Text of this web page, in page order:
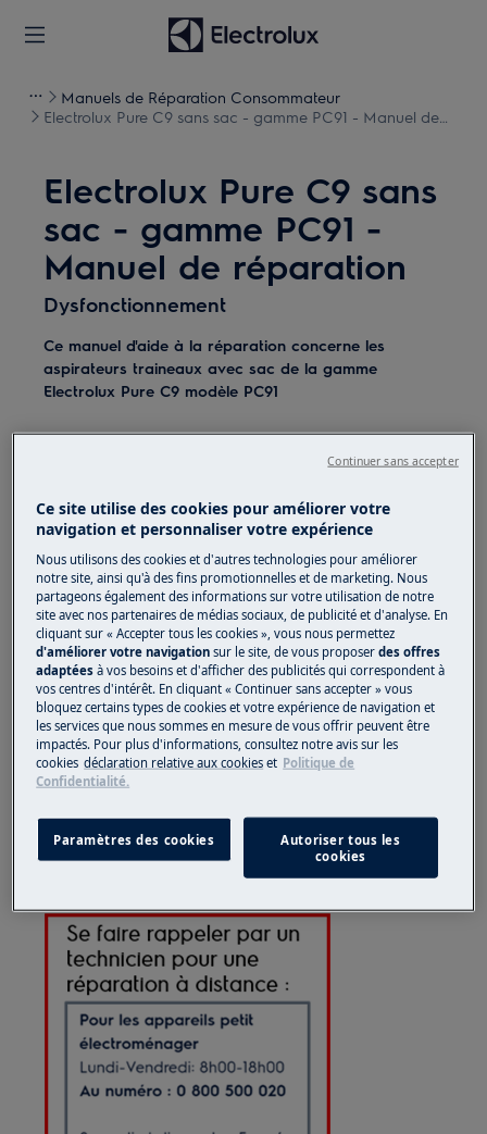
Manuels de Réparation Consommateur
Electrolux Pure C9 sans sac - gamme PC91 - Manuel de
Electrolux Pure C9 sans
sac - gamme PC91 -
Manuel de réparation
Dysfonctionnement
Ce manuel d'aide à la réparation concerne les
aspirateurs traineaux avec sac de la gamme
Electrolux Pure C9 modèle PC91
Solution
Manuel de réparation Pure c9
Ce site utilise des cookies pour améliorer votre
navigation et personnaliser votre expérience
Nous utilisons des cookies et d'autres technologies pour améliorer
notre site, ainsi qu'à des fins promotionnelles et de marketing. Nous
partageons également des informations sur votre utilisation de notre
site avec nos partenaires de médias sociaux, de publicité et d'analyse. En
cliquant sur « Accepter tous les cookies », vous nous permettez
d'améliorer votre navigation sur le site, de vous proposerdes offres
adaptées à vos besoins et d'afficher des publicités qui correspondent à
vos centres d'intérêt. En cliquant « Continuer sans accepter » vous
bloquez certains types de cookies et votre expérience de navigation et
les services que nous sommes en mesure de vous offrir peuvent être
impactés. Pour plus d'informations, consultez notre avis sur les
cookies déclaration relative aux cookies et Politique de
Confidentialité.
Paramètres des cookies
Autoriser tous les
cookies
Continuer sans accepter